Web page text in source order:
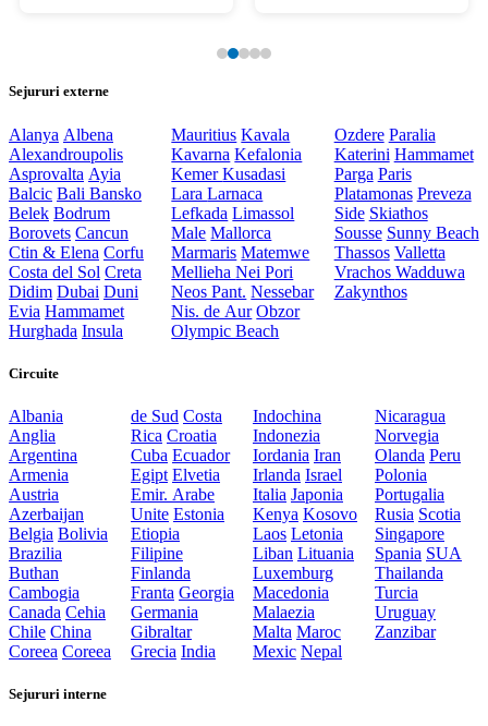
Sejururi externe
Alanya Albena
Alexandroupolis
Asprovalta Ayia
Balcic Bali Bansko
Belek Bodrum
Borovets Cancun
Ctin & Elena Corfu
Costa del Sol Creta
Didim Dubai Duni
Evia Hammamet
Hurghada Insula
Mauritius Kavala
Kavarna Kefalonia
KemerKusadasi
LaraLarnaca
Lefkada Limassol
Male Mallorca
Marmaris Matemwe
MelliehaNei Pori
Neos Pant. Nessebar
Nis. de Aur Obzor
Olympic Beach
Ozdere Paralia
Katerini Hammamet
Parga Paris
Platamonas Preveza
Side Skiathos
Sousse Sunny Beach
Thassos Valletta
Vrachos Wadduwa
Zakynthos
Circuite
Albania
Anglia
Argentina
Armenia
Austria
Azerbaijan
Belgia Bolivia
Brazilia
Buthan
Cambogia
Canada Cehia
Chile China
Coreea Coreea
de Sud Costa
Rica Croatia
Cuba Ecuador
Egipt Elvetia
Emir. Arabe
Unite Estonia
Etiopia
Filipine
Finlanda
Franta Georgia
Germania
Gibraltar
Grecia India
Indochina
Indonezia
Iordania Iran
Irlanda Israel
Italia Japonia
Kenya Kosovo
Laos Letonia
Liban Lituania
Luxemburg
Macedonia
Malaezia
Malta Maroc
Mexic Nepal
Nicaragua
Norvegia
Olanda Peru
Polonia
Portugalia
Rusia Scotia
Singapore
Spania SUA
Thailanda
Turcia
Uruguay
Zanzibar
Sejururi interne